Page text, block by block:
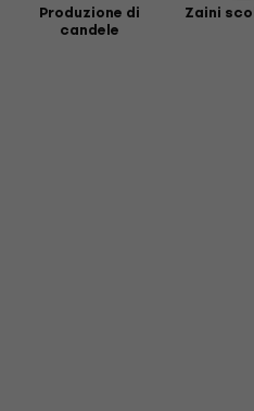
Produzione di
candele
Zaini